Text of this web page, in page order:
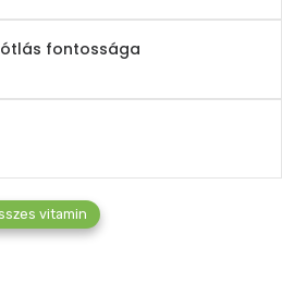
fontossága
vitamin